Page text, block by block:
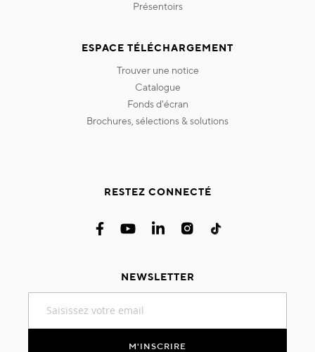
présentoirs
ESPACE TÉLÉCHARGEMENT
trouver une notice
catalogue
fonds d'écran
brochures, sélections & solutions
RESTEZ CONNECTÉ
NEWSLETTER
notre
M'INSCRIRE